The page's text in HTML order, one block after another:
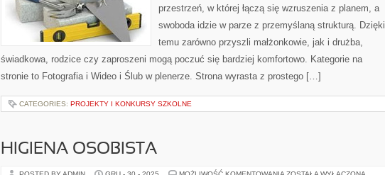
przestrzeń, w której łączą się wzruszenia z planem, a
swoboda idzie w parze z przemyślaną strukturą. Dzięki
temu zarówno przyszli małżonkowie, jak i drużba,
świadkowa, rodzice czy zaproszeni mogą poczuć się bardziej komfortowo. Kategorie na
stronie to Fotografia i Wideo i Ślub w plenerze. Strona wyrasta z prostego […]
CATEGORIES: PROJEKTY I KONKURSY SZKOLNE
HIGIENA OSOBISTA
HIGIENA